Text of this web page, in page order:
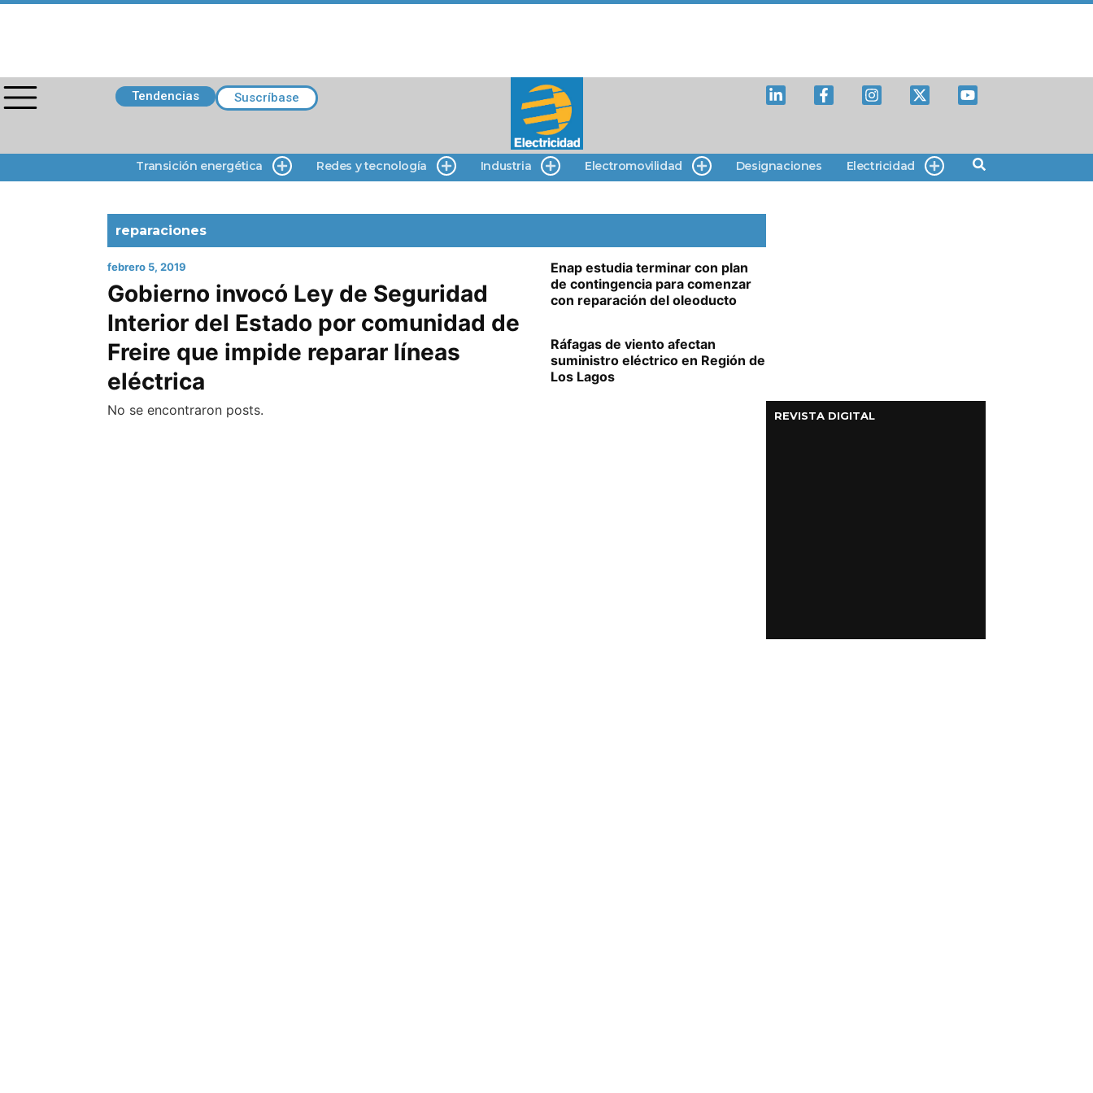
Tendencias Suscríbase
Transición energética Redes y tecnología Industria Electromovilidad Designaciones Electricidad
reparaciones
febrero 5, 2019
Gobierno invocó Ley de Seguridad
Interior del Estado por comunidad de
Freire que impide reparar líneas
eléctrica
Enap estudia terminar con plan
de contingencia para comenzar
con reparación del oleoducto
Ráfagas de viento afectan
suministro eléctrico en Región de
Los Lagos
No se encontraron posts. REVISTA DIGITAL